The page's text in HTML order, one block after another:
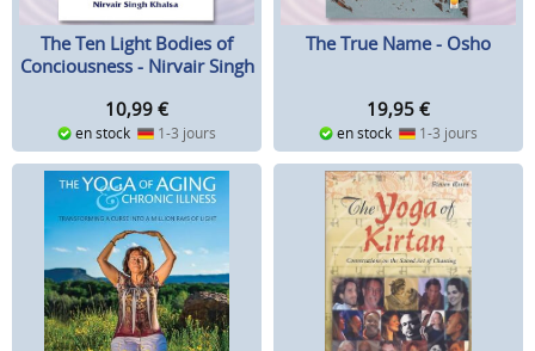
The Ten Light Bodies of
Conciousness - Nirvair Singh
10,99 €
en stock 1-3 jours
The True Name - Osho
19,95 €
en stock 1-3 jours